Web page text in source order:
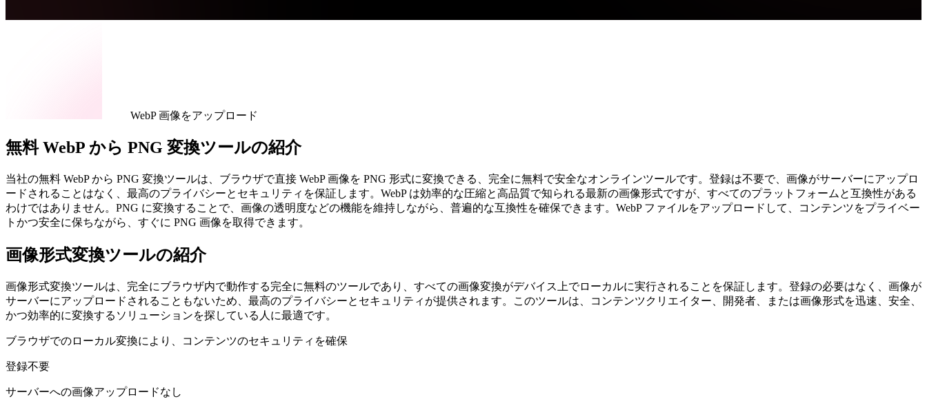
WebP 画像をアップロード
無料 WebP から PNG 変換ツールの紹介
当社の無料 WebP から PNG 変換ツールは、ブラウザで直接 WebP 画像を PNG 形式に変換できる、完全に無料で安全なオンラインツールです。登録は不要で、画像がサーバーにアップロ
ードされることはなく、最高のプライバシーとセキュリティを保証します。WebP は効率的な圧縮と高品質で知られる最新の画像形式ですが、すべてのプラットフォームと互換性がある
わけではありません。PNG に変換することで、画像の透明度などの機能を維持しながら、普遍的な互換性を確保できます。WebP ファイルをアップロードして、コンテンツをプライベー
トかつ安全に保ちながら、すぐに PNG 画像を取得できます。
画像形式変換ツールの紹介
画像形式変換ツールは、完全にブラウザ内で動作する完全に無料のツールであり、すべての画像変換がデバイス上でローカルに実行されることを保証します。登録の必要はなく、画像が
サーバーにアップロードされることもないため、最高のプライバシーとセキュリティが提供されます。このツールは、コンテンツクリエイター、開発者、または画像形式を迅速、安全、
かつ効率的に変換するソリューションを探している人に最適です。
ブラウザでのローカル変換により、コンテンツのセキュリティを確保
登録不要
サーバーへの画像アップロードなし